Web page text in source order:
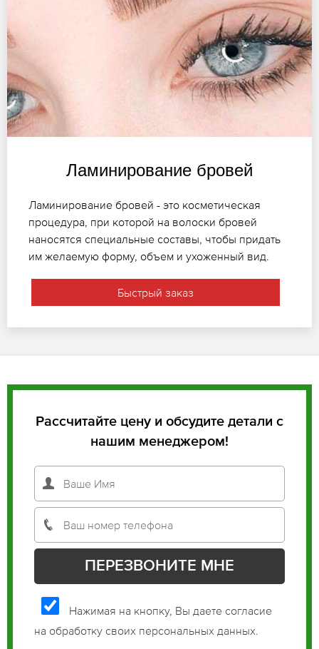
Ламинирование бровей
Ламинирование бровей - это косметическая
процедура, при которой на волоски бровей
наносятся специальные составы, чтобы придать
им желаемую форму, объем и ухоженный вид.
Быстрый заказ
Рассчитайте цену и обсудите детали с
нашим менеджером!
Нажимая на кнопку, Вы даете согласие
на обработку своих персональных данных.